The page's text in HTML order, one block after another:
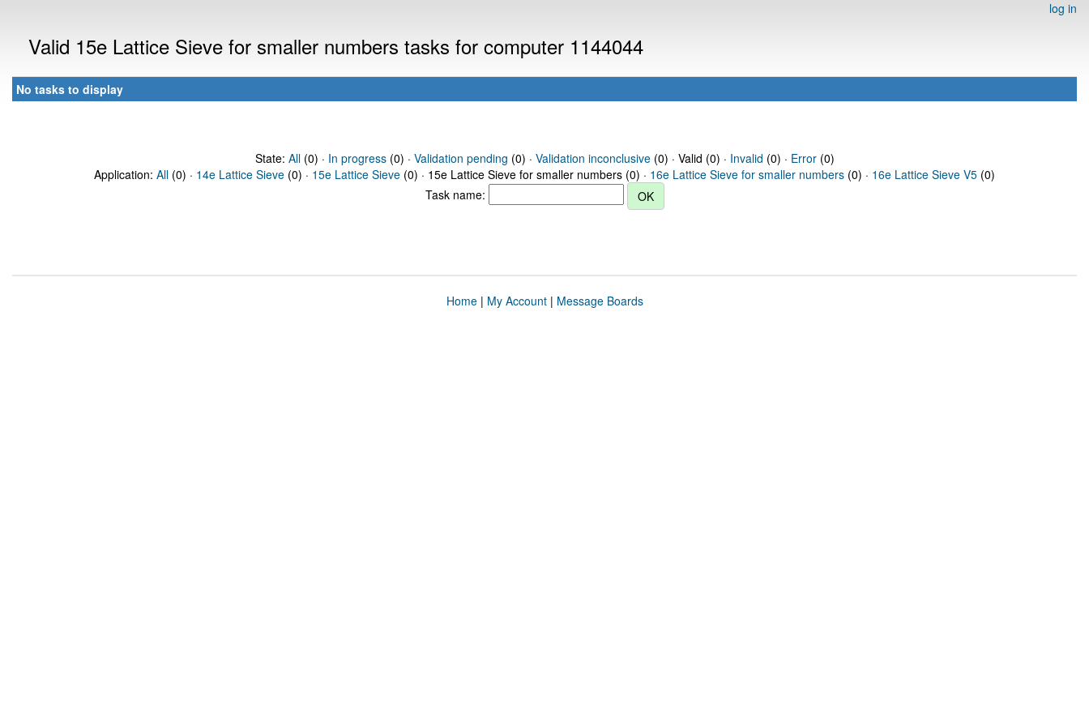
log in
Valid 15e Lattice Sieve for smaller numbers tasks for computer 1144044
No tasks to display
State: All(0) · In progress(0) · Validation pending (0) · Validation inconclusive(0) · Valid (0) · Invalid (0) · Error(0)
Application: All (0) · 14e Lattice Sieve (0) · 15e Lattice Sieve (0) · 15e Lattice Sieve for smaller numbers (0) · 16e Lattice Sieve for smaller numbers (0) · 16e Lattice Sieve V5 (0)
Task name:
Home| My Account| Message Boards